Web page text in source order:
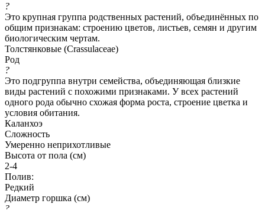
?
Это крупная группа родственных растений, объединённых по
общим признакам: строению цветов, листьев, семян и другим
биологическим чертам.
Толстянковые (Crassulaceae)
Род
?
Это подгруппа внутри семейства, объединяющая близкие
виды растений с похожими признаками. У всех растений
одного рода обычно схожая форма роста, строение цветка и
условия обитания.
Каланхоэ
Сложность
Умеренно неприхотливые
Высота от пола (см)
2-4
Полив:
Редкий
Диаметр горшка (см)